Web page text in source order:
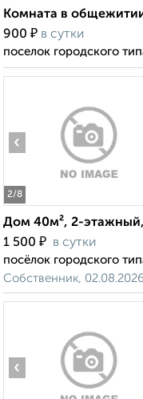
Комната в
900 ₽ в сутки
поселок городского
2/8
‹
Дом 40м², 2-
1 500 ₽ в сутки
посёлок городского
Собственник, 02.08.2026
‹